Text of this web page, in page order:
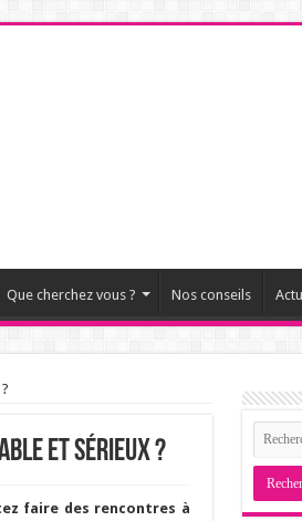
Que cherchez vous ? Nos conseils
et sérieux ?
faire des rencontres à